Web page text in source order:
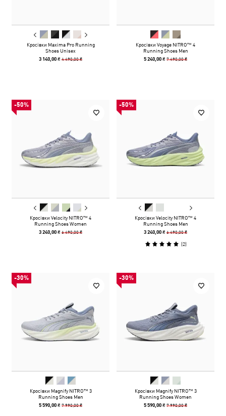
Кросівки Maxima Pro Running
Shoes Unisex
3 140,00 ₴4 490,00 ₴
Кросівки Voyage NITRO™ 4
Running Shoes Men
5 240,00 ₴7 490,00 ₴
-50%
Кросівки Velocity NITRO™ 4
Running Shoes Women
3 240,00 ₴6 490,00 ₴
-50%
Кросівки Velocity NITRO™ 4
Running Shoes Men
3 240,00 ₴6 490,00 ₴
(2)
-30%
Кросівки Magnify NITRO™ 3
Running Shoes Men
5 590,00 ₴7 990,00 ₴
-30%
Кросівки Magnify NITRO™ 3
Running Shoes Women
5 590,00 ₴7 990,00 ₴